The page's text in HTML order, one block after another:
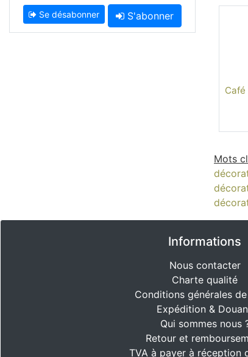
Mots
Se désabonner S'abonner
Informations
Nous contacter
Charte qualité
Conditions générales
Expédition &
Qui sommes nous
Retour et
TVA à payer à réception